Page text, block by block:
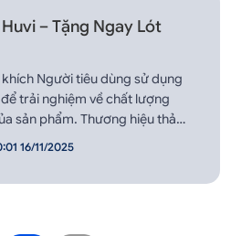
– Tặng Ngay Lót
Người tiêu dùng sử dụng
trải nghiệm về chất lượng
sản phẩm. Thương hiệu thảm
mãi “Ưu Đãi Nhân Đôi” cực
Khi khách hàng đến Ô Tô
16/11/2025